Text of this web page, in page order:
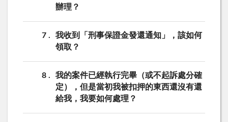
辦理？
7
我收到「刑事保證金發還通知」，該如何
領取？
8
我的案件已經執行完畢（或不起訴處分確
定），但是當初我被扣押的東西還沒有還
給我，我要如何處理？